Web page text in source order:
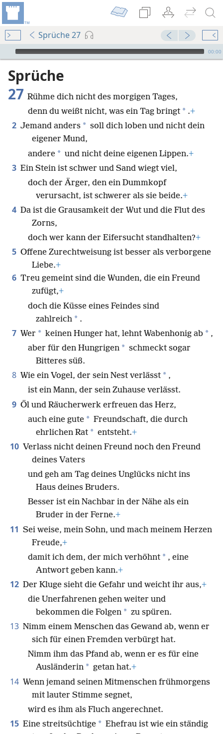
Sprüche 27
Audio Player
00:00
Sprüche
27 Rühme dich nicht des morgigen Tages,
denn du weißt nicht, was ein Tag bringt * .+
2 Jemand anders * soll dich loben und nicht dein
eigener Mund,
andere * und nicht deine eigenen Lippen.+
3 Ein Stein ist schwer und Sand wiegt viel,
doch der Ärger, den ein Dummkopf
verursacht, ist schwerer als sie beide.+
4 Da ist die Grausamkeit der Wut und die Flut des
Zorns,
doch wer kann der Eifersucht standhalten?+
5 Offene Zurechtweisung ist besser als verborgene
Liebe.+
6 Treu gemeint sind die Wunden, die ein Freund
zufügt,+
doch die Küsse eines Feindes sind
zahlreich * .
7 Wer * keinen Hunger hat, lehnt Wabenhonig ab * ,
aber für den Hungrigen * schmeckt sogar
Bitteres süß.
8 Wie ein Vogel, der sein Nest verlässt * ,
ist ein Mann, der sein Zuhause verlässt.
9 Öl und Räucherwerk erfreuen das Herz,
auch eine gute * Freundschaft, die durch
ehrlichen Rat * entsteht.+
10 Verlass nicht deinen Freund noch den Freund
deines Vaters
und geh am Tag deines Unglücks nicht ins
Haus deines Bruders.
Besser ist ein Nachbar in der Nähe als ein
Bruder in der Ferne.+
11 Sei weise, mein Sohn, und mach meinem Herzen
Freude,+
damit ich dem, der mich verhöhnt * , eine
Antwort geben kann.+
12 Der Kluge sieht die Gefahr und weicht ihr aus,+
die Unerfahrenen gehen weiter und
bekommen die Folgen * zu spüren.
13 Nimm einem Menschen das Gewand ab, wenn er
sich für einen Fremden verbürgt hat.
Nimm ihm das Pfand ab, wenn er es für eine
Ausländerin * getan hat.+
14 Wenn jemand seinen Mitmenschen frühmorgens
mit lauter Stimme segnet,
wird es ihm als Fluch angerechnet.
15 Eine streitsüchtige * Ehefrau ist wie ein ständig